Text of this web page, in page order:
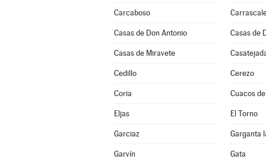
Carcaboso
Casas de Don Antonio Casas de
Casas de Miravete
Cedillo Cerezo
Coria Cuacos
Eljas El Torno
Garciaz Garganta
Garvín Gata